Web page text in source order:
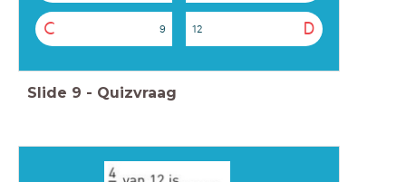
C 9 D
12
Slide 9 - Quizvraag